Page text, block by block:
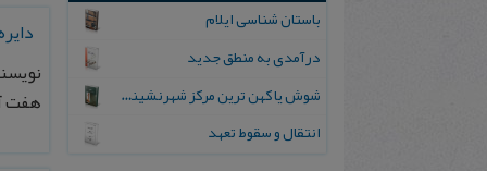
هفت
باستان شناسی ایلام
درآمدی به منطق جدید
شوش یا کهن ترین مرکز شهرنشینی جهان
انتقال و سقوط تعهد